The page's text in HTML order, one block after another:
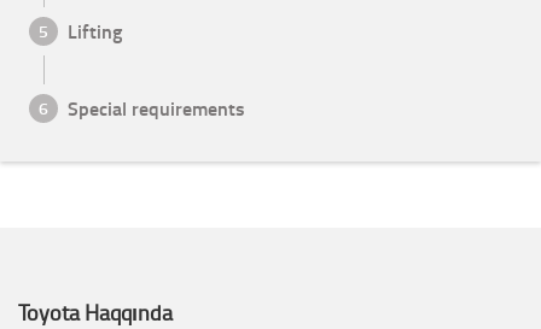
5 Lifting
6 Special requirements
Toyota Haqqında